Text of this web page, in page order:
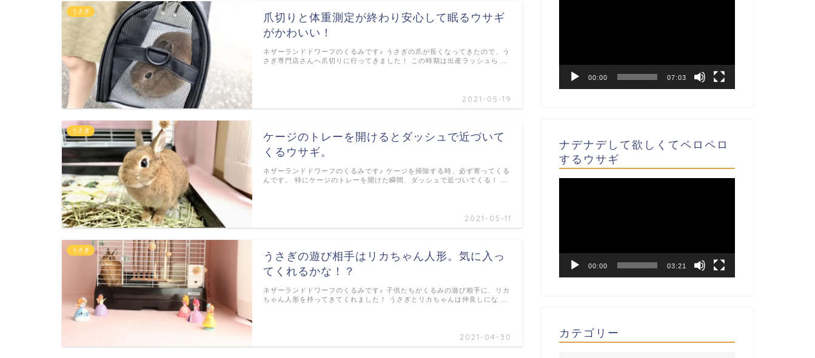
うさぎ
爪切りと体重測定が終わり安心して眠るウサギ
がかわいい！
2021-05-19
ネザーランドドワーフのくるみです♪ うさぎの爪が長くなってきたので、う
さぎ専門店さんへ爪切りに行ってきました！ この時期は出産ラッシュら …
うさぎ
ケージのトレーを開けるとダッシュで近づいて
くるウサギ。
2021-05-11
ネザーランドドワーフのくるみです♪ ケージを掃除する時、必ず寄ってくる
んです。 特にケージのトレーを開けた瞬間、ダッシュで近づいてくる！ …
うさぎ
うさぎの遊び相手はリカちゃん人形。気に入っ
てくれるかな！？
2021-04-30
ネザーランドドワーフのくるみです♪ 子供たちがくるみの遊び相手に、リカ
ちゃん人形を持ってきてくれました！ うさぎとリカちゃんは仲良しにな …
00:00 07:03
ナデナデして欲しくてペロペロ
するウサギ
00:00 03:21
カテゴリー